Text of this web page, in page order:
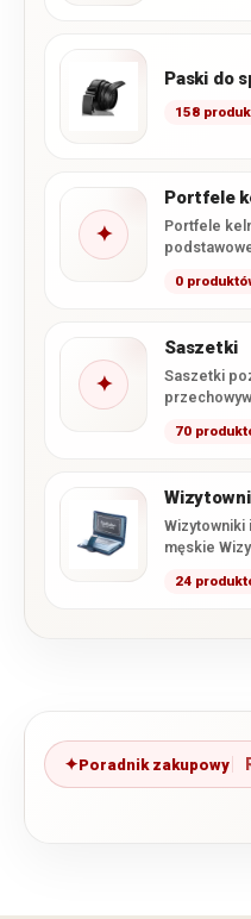
Paski do
158
✦
Portfele
Portfele
0
✦
Saszetki
Saszetki
warto mieć
70
Wizytowniki
męskie
24
Poradnik zakupowy